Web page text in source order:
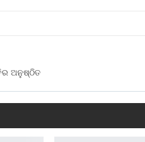
ଅନୁଷ୍ଠିତ